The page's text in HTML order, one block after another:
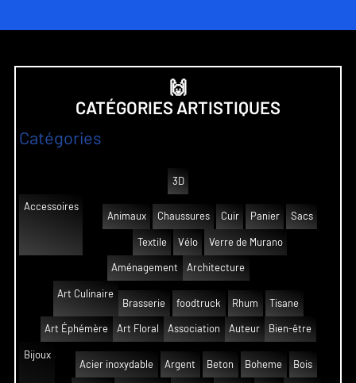
🙌
CATÉGORIES ARTISTIQUES
Catégories
3D
Accessoires
Animaux
Chaussures Cuir Panier Sacs
Textile Vélo Verre de Murano
Aménagement Architecture
Art Culinaire
Brasserie
foodtruck Rhum Tisane
Art Éphémère Art Floral Association Auteur Bien-être
Bijoux
Acier inoxydable
Argent Beton Boheme Bois